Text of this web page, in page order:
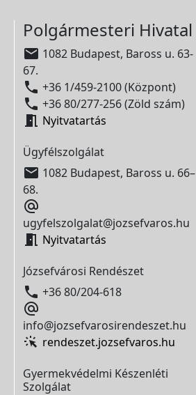
Polgármesteri Hivatal
 1082 Budapest, Baross u. 63-
67.
 +36 1/459-2100 (Központ)
 +36 80/277-256 (Zöld szám)
 Nyitvatartás
Ügyfélszolgálat
 1082 Budapest, Baross u. 66–
68.

ugyfelszolgalat@jozsefvaros.hu
 Nyitvatartás
Józsefvárosi Rendészet
 +36 80/204-618

info@jozsefvarosirendeszet.hu
rendeszet.jozsefvaros.hu
Gyermekvédelmi Készenléti
Szolgálat